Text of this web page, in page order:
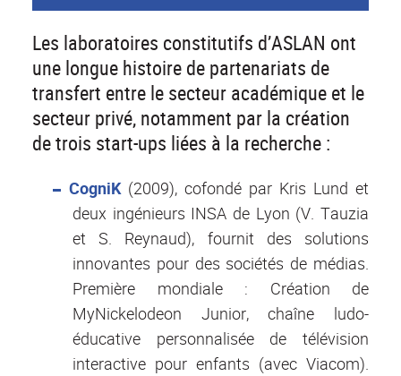
Les laboratoires constitutifs d’ASLAN ont
une longue histoire de partenariats de
transfert entre le secteur académique et le
secteur privé, notamment par la création
de trois start-ups liées à la recherche :
CogniK(2009), cofondé par Kris Lund et
deux ingénieurs INSA de Lyon (V. Tauzia
et S. Reynaud), fournit des solutions
innovantes pour des sociétés de médias.
Première mondiale : Création de
MyNickelodeon Junior, chaîne ludo-
éducative personnalisée de télévision
interactive pour enfants (avec Viacom).